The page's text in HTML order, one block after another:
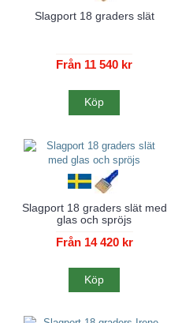
Slagport 18 graders slät
Från 11 540 kr
Köp
Slagport 18 graders slät med
glas och spröjs
Från 14 420 kr
Köp